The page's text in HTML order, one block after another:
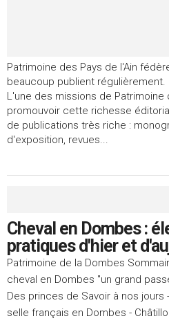
Patrimoine des Pays de l'Ain
beaucoup publient régulièrement.
L'une des missions de Patrimoine
promouvoir cette richesse
de publications très riche :
d'exposition, revues...
Cheval en Dombes :
pratiques d'hier et
Patrimoine de la Dombes
cheval en Dombes "un grand
Des princes de Savoir à nos jours
selle français en Dombes -